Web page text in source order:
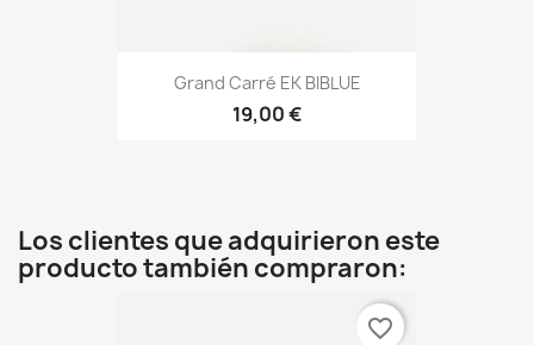
Grand Carré EK BIBLUE
19,00 €
Los clientes que adquirieron este
producto también compraron:
favorite_border